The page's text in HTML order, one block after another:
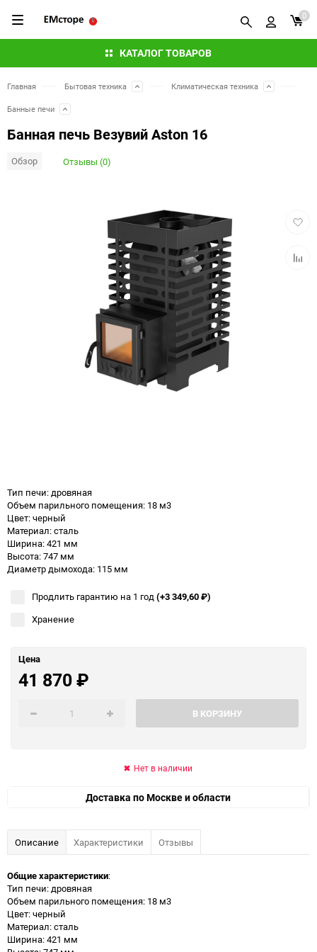
КАТАЛОГ ТОВАРОВ
0
Главная Бытовая техника Климатическая техника
Банные печи
Банная печь Везувий Aston 16
Обзор Отзывы (0)
Тип печи: дровяная
Объем парильного помещения: 18 м3
Цвет: черный
Материал: сталь
Ширина: 421 мм
Высота: 747 мм
Диаметр дымохода: 115 мм
Продлить гарантию на 1 год(+3 349,60₽)
Хранение
Цена
41 870₽
В КОРЗИНУ
Нет в наличии
Доставка по Москве и области
Описание Характеристики Отзывы
Общие характеристики:
Тип печи: дровяная
Объем парильного помещения: 18 м3
Цвет: черный
Материал: сталь
Ширина: 421 мм